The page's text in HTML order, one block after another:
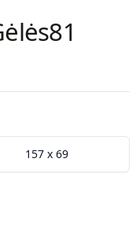
157 x 69